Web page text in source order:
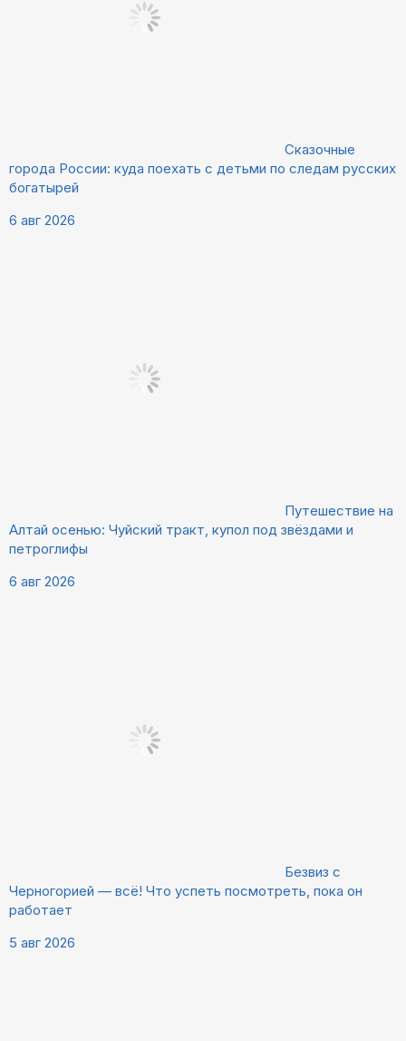
Сказочные
города России: куда поехать с детьми по следам русских
богатырей
6 авг 2026
Путешествие на
Алтай осенью: Чуйский тракт, купол под звёздами и
петроглифы
6 авг 2026
Безвиз с
Черногорией — всё! Что успеть посмотреть, пока он
работает
5 авг 2026